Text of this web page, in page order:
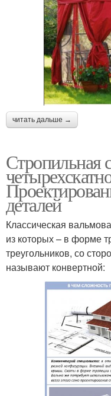
читать дальше →
Стропильная
деталей
Классическая
из которых – в форме
треугольников, со
называют конвертной: